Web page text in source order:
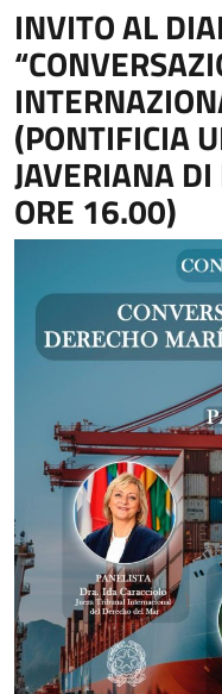
INVITO AL
(PONTIFICIA
JAVERIANA
ORE 16.00)